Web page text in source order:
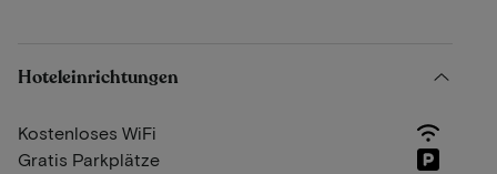
Hoteleinrichtungen
Kostenloses WiFi
Gratis Parkplätze